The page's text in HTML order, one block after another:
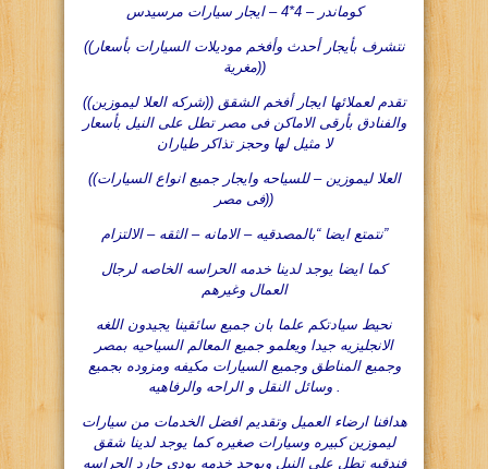
كوماندر – 4*4 – ايجار سيارات مرسيدس
((نتشرف بأيجار أحدث وأفخم موديلات السيارات بأسعار
مغرية))
((شركه العلا ليموزين)) تقدم لعملائها ايجار أفخم الشقق
والفنادق بأرقى الاماكن فى مصر تطل على النيل بأسعار
لا مثيل لها وحجز تذاكر طياران
((العلا ليموزين – للسياحه وايجار جميع انواع السيارات
فى مصر))
نتمتع ايضا “بالمصدقيه – الامانه – الثقه – الالتزام”
كما ايضا يوجد لدينا خدمه الحراسه الخاصه لرجال
العمال وغيرهم
نحيط سيادتكم علما بان جميع سائقينا يجيدون اللغه
الانجليزيه جيدا ويعلمو جميع المعالم السياحيه بمصر
وجميع المناطق وجميع السيارات مكيفه ومزوده بجميع
وسائل النقل و الراحه والرفاهيه .
هدافنا ارضاء العميل وتقديم افضل الخدمات من سيارات
ليموزين كبيره وسيارات صغيره كما يوجد لدينا شقق
فندقيه تطل على النيل ويوجد خدمه بودى جارد الحراسه